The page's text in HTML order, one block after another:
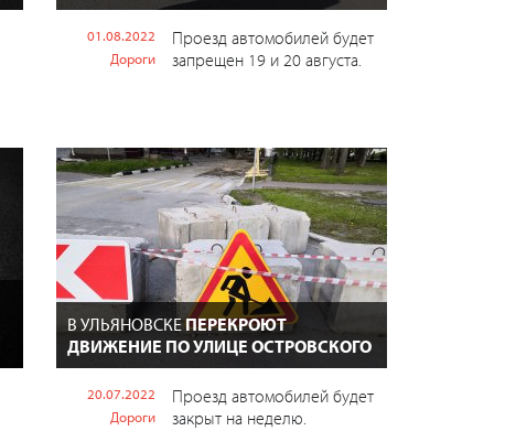
01.08.2022
Дороги
Проезд автомобилей будет
запрещен 19 и 20 августа.
В УЛЬЯНОВСКЕПЕРЕКРОЮТ
ДВИЖЕНИЕ ПО УЛИЦЕ ОСТРОВСКОГО
20.07.2022
Дороги
Проезд автомобилей будет
закрыт на неделю.